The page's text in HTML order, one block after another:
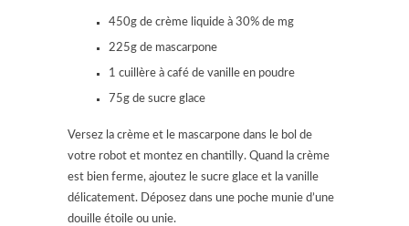
450g de crème liquide à 30% de mg
225g de mascarpone
1 cuillère à café de vanille en poudre
75g de sucre glace
Versez la crème et le mascarpone dans le bol de
votre robot et montez en chantilly. Quand la crème
est bien ferme, ajoutez le sucre glace et la vanille
délicatement. Déposez dans une poche munie d’une
douille étoile ou unie.